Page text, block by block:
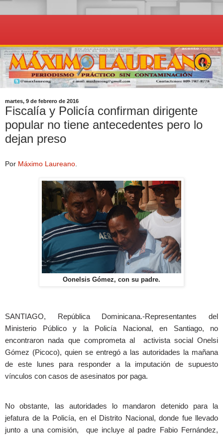
martes, 9 de febrero de 2016
Fiscalía y Policía confirman dirigente
popular no tiene antecedentes pero lo
dejan preso
Por Máximo Laureano
Oonelsis Gómez, con su padre.
SANTIAGO, República Dominicana.-Representantes del
Ministerio Público y la Policía Nacional, en Santiago, no
encontraron nada que comprometa al activista social Onelsi
Gómez (Picoco), quien se entregó a las autoridades la mañana
de este lunes para responder a la imputación de supuesto
vínculos con casos de asesinatos por paga.
No obstante, las autoridades lo mandaron detenido para la
jefatura de la Policía, en el Distrito Nacional, donde fue llevado
junto a una comisión, que incluye al padre Fabio Fernández,